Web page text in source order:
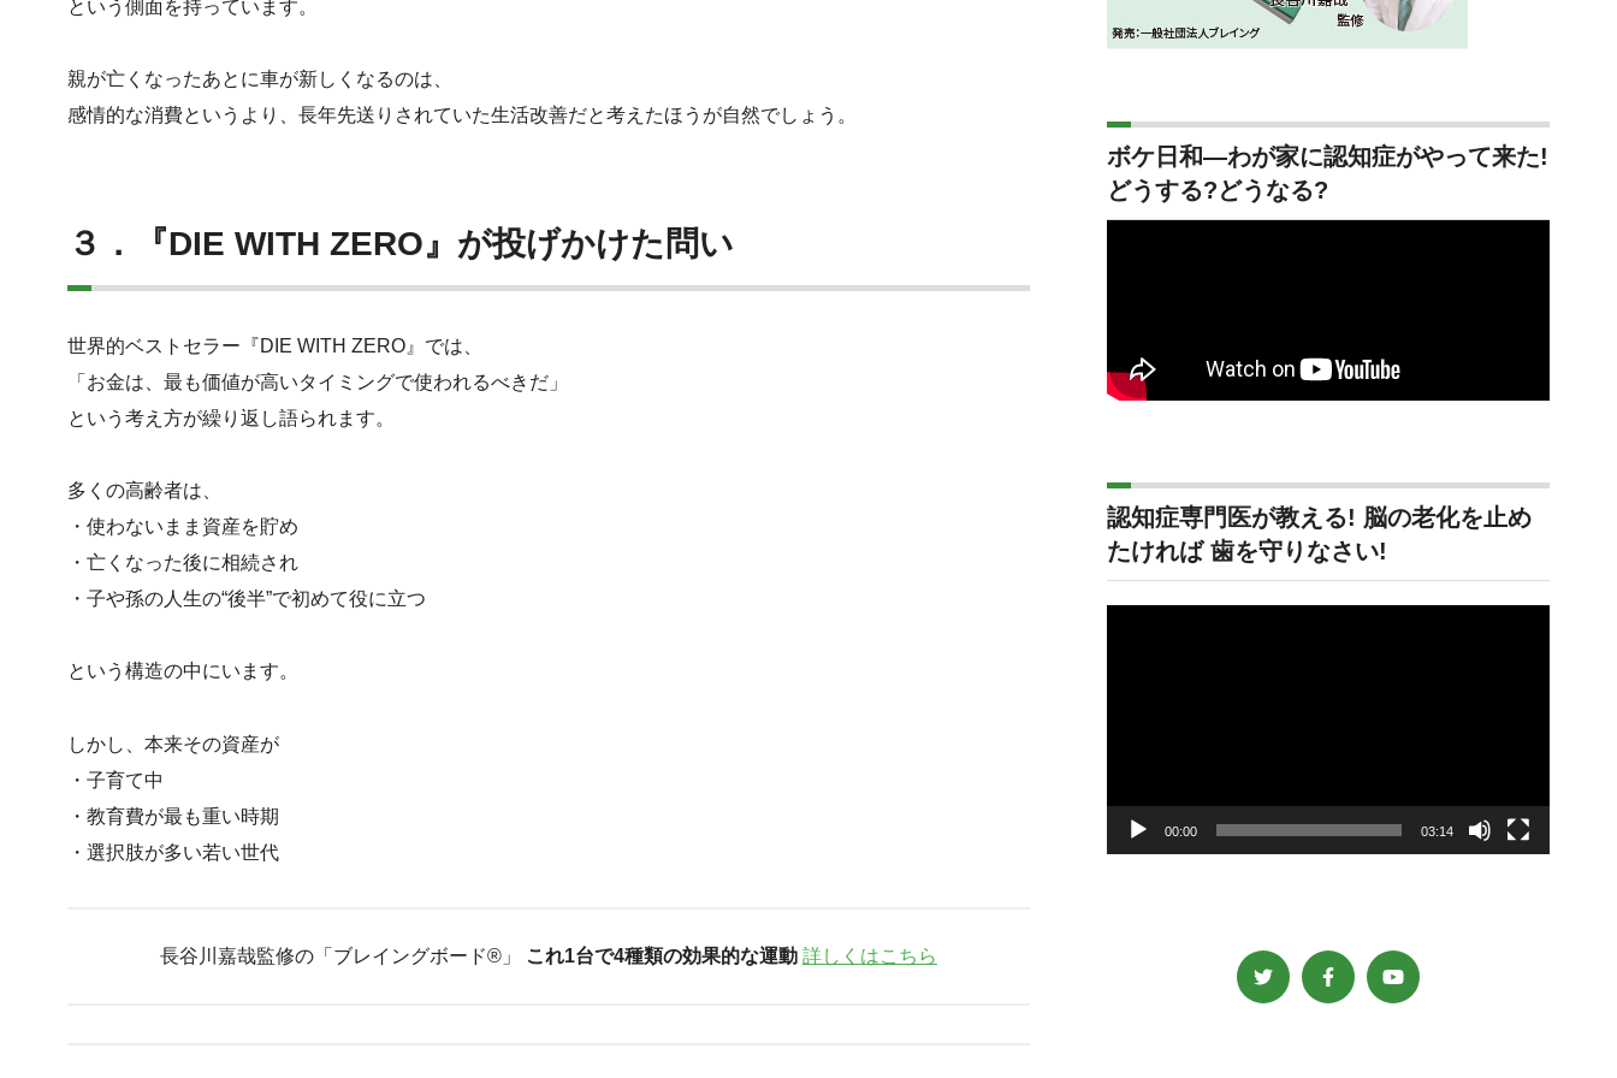
という側面を持っています。
親が亡くなったあとに車が新しくなるのは、
感情的な消費というより、長年先送りされていた生活改善だと考えたほうが自然でしょう。
３．『DIE WITH ZERO』が投げかけた問い
世界的ベストセラー『DIE WITH ZERO』では、
「お金は、最も価値が高いタイミングで使われるべきだ」
という考え方が繰り返し語られます。
多くの高齢者は、
・使わないまま資産を貯め
・亡くなった後に相続され
・子や孫の人生の“後半”で初めて役に立つ
という構造の中にいます。
しかし、本来その資産が
・子育て中
・教育費が最も重い時期
・選択肢が多い若い世代
長谷川嘉哉監修の「ブレイングボード®︎」 これ1台で4種類の効果的な運動 詳しくはこちら
ボケ日和―わが家に認知症がやって来た!
どうする?どうなる?
認知症専門医が教える! 脳の老化を止め
たければ 歯を守りなさい!
00:00 03:14